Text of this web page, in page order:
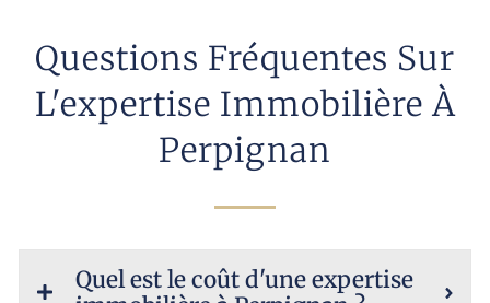
Questions Fréquentes Sur
L'expertise Immobilière À
Perpignan
Quel est le coût d'une expertise